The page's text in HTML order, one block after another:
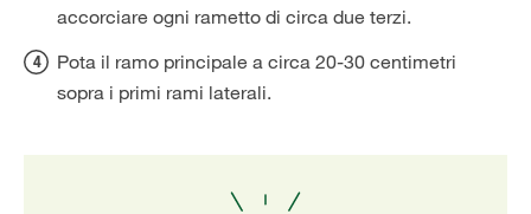
accorciare ogni rametto di circa due terzi.
Pota il ramo principale a circa 20-30 centimetri
sopra i primi rami laterali.